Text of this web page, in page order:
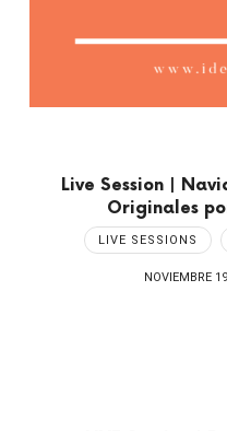
Live Session |
Originales
LIVE SESSIONS
NOVIEMBRE